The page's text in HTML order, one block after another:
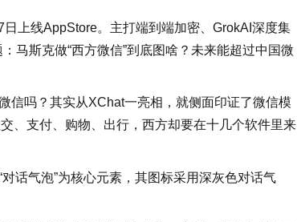
线AppStore。主打端到端加密、GrokAI深度集
马斯克做“西方微信”到底图啥？未来能超过中国微
吗？其实从XChat一亮相，就侧面印证了微信模
、支付、购物、出行，西方却要在十几个软件里来
气泡”为核心元素，其图标采用深灰色对话气